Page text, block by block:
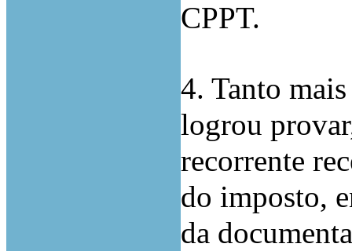
CPPT.
4. Tanto
logrou
recorrente
do imposto,
da